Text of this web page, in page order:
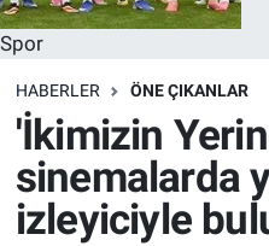
Spor
HABERLER ÖNE ÇIKANLAR
'İkimizin
sinemalarda
izleyiciyle